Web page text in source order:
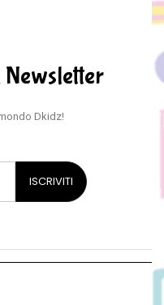
Dkidz!